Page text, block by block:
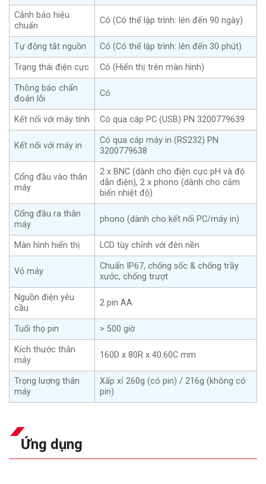
Cảnh báo hiệu
chuẩn
Có (Có thể lập trình: lên đến 90 ngày)
Tự động tắt nguồn Có (Có thể lập trình: lên đến 30 phút)
Trạng thái điện cực Có (Hiển thị trên màn hình)
Thông báo chẩn
đoán lỗi
Có
Kết nối với máy tính Có qua cáp PC (USB) PN 3200779639
Kết nối với máy in
Có qua cáp máy in (RS232) PN
3200779638
Cổng đầu vào thân
máy
2 x BNC (dành cho điện cực pH và độ
dẫn điện), 2 x phono (dành cho cảm
biến nhiệt độ)
Cổng đầu ra thân
máy
phono (dành cho kết nối PC/máy in)
Màn hình hiển thị LCD tùy chỉnh với đèn nền
Vỏ máy
Chuẩn IP67, chống sốc & chống trầy
xước, chống trượt
Nguồn điện yêu
cầu
2 pin AA
Tuổi thọ pin > 500 giờ
Kích thước thân
máy
160D x 80R x 40.60C mm
Trọng lượng thân
máy
Xấp xỉ 260g (có pin) / 216g (không có
pin)
Ứng dụng